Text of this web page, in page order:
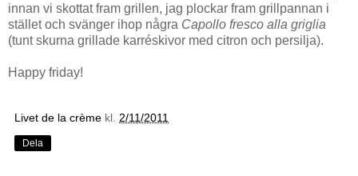
innan vi skottat fram grillen, jag plockar fram grillpannan i
stället och svänger ihop några Capollo fresco alla griglia
(tunt skurna grillade karréskivor med citron och persilja).
Happy friday!
Livet de la crème kl. 2/11/2011
Dela